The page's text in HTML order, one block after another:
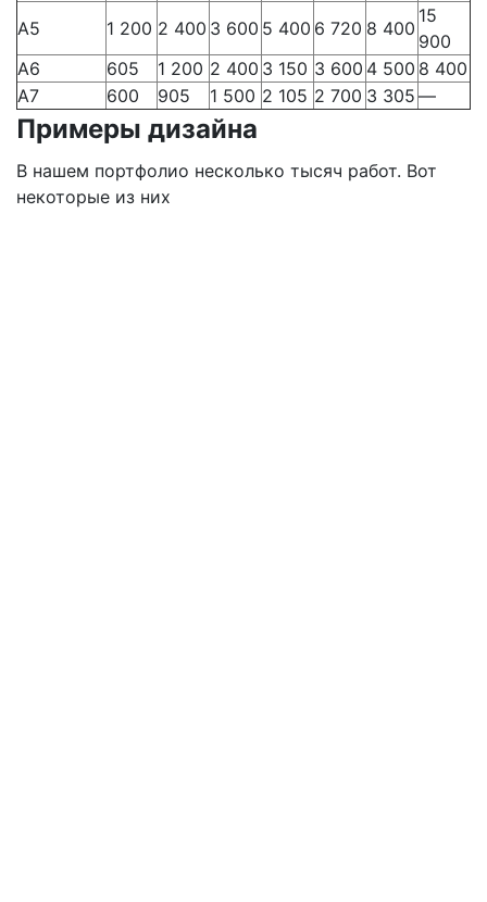
А5
1 200 2 400 3 600 5 400 6 720 8 400
15
900
А6
605 1 200 2 400 3 150 3 600 4 500 8 400
А7
600 905 1 500 2 105 2 700 3 305 —
Примеры дизайна
В нашем портфолио несколько тысяч работ. Вот
некоторые из них